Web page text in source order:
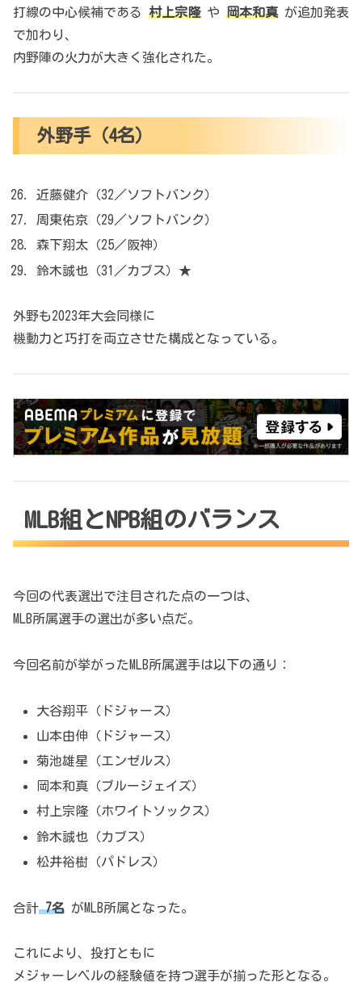
打線の中心候補である 村上宗隆や 岡本和真が追加発表
で加わり、
内野陣の火力が大きく強化された。
外野手（4名）
近藤健介（32／ソフトバンク）
周東佑京（29／ソフトバンク）
森下翔太（25／阪神）
鈴木誠也（31／カブス）★
外野も2023年大会同様に
機動力と巧打を両立させた構成となっている。
MLB組とNPB組のバランス
今回の代表選出で注目された点の一つは、
MLB所属選手の選出が多い点だ。
今回名前が挙がったMLB所属選手は以下の通り：
大谷翔平（ドジャース）
山本由伸（ドジャース）
菊池雄星（エンゼルス）
岡本和真（ブルージェイズ）
村上宗隆（ホワイトソックス）
鈴木誠也（カブス）
松井裕樹（パドレス）
合計 7名 がMLB所属となった。
これにより、投打ともに
メジャーレベルの経験値を持つ選手が揃った形となる。